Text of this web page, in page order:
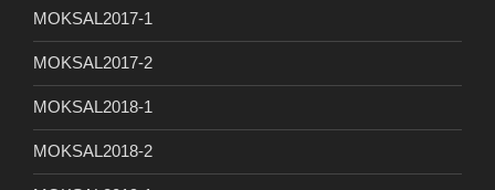
MOKSAL2017-1
MOKSAL2017-2
MOKSAL2018-1
MOKSAL2018-2